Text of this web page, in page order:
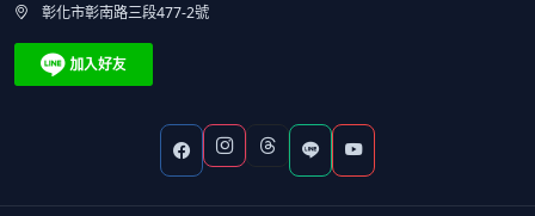
彰化市彰南路三段477-2號